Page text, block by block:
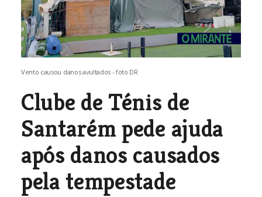
Vento causou danos avultados - foto DR
Clube de Ténis de
Santarém pede ajuda
após danos causados
pela tempestade